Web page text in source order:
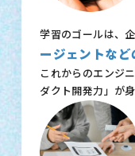
学習のゴールは、
ージェントな
これからのエンジ
ダクト開発力」が身